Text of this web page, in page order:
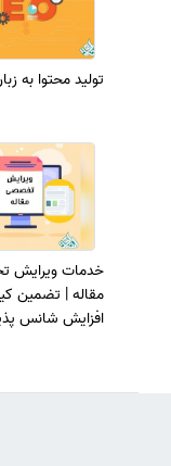
تولید محتوا به
خدمات
مقاله | تضمین
افزایش شانس